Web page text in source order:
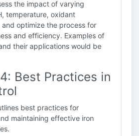
the impact of varying
temperature, oxidant
optimize the process for
and efficiency. Examples of
their applications would be
Best Practices in
best practices for
maintaining effective iron